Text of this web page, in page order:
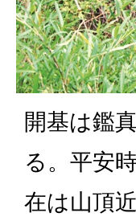
開基は鑑
る。平安
在は山頂